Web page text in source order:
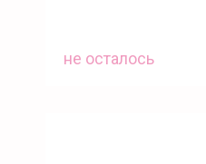
не осталось